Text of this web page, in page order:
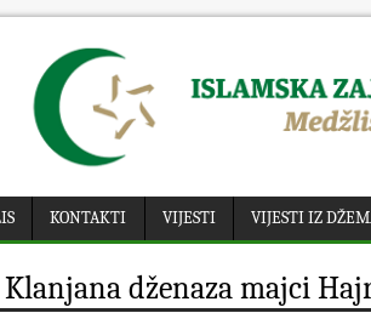
KONTAKTI VIJESTI VIJESTI IZ
dženaza majci